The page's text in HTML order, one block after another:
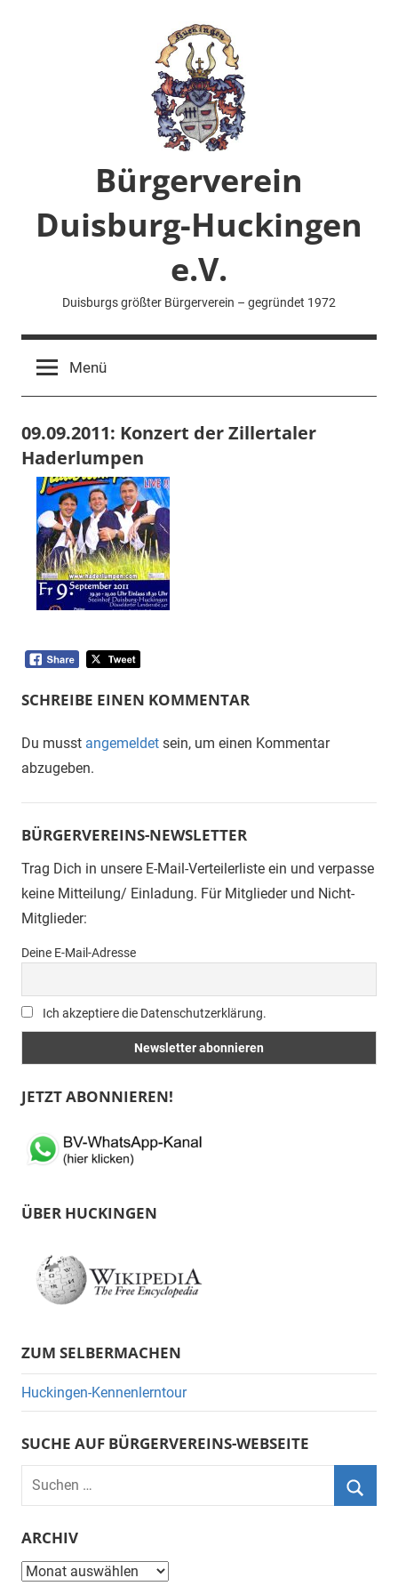
Bürgerverein
Duisburg-Huckingen
e.V.
Duisburgs größter Bürgerverein – gegründet 1972
Menü
09.09.2011: Konzert der Zillertaler
Haderlumpen
September
2011
Vorsitzender
Veranstaltung
SCHREIBE EINEN KOMMENTAR
Du musst angemeldet sein, um einen Kommentar
abzugeben.
BÜRGERVEREINS-NEWSLETTER
Trag Dich in unsere E-Mail-Verteilerliste ein und verpasse
keine Mitteilung/ Einladung. Für Mitglieder und Nicht-
Mitglieder:
Deine E-Mail-Adresse
Ich akzeptiere die Datenschutzerklärung.
JETZT ABONNIEREN!
ÜBER HUCKINGEN
ZUM SELBERMACHEN
Huckingen-Kennenlerntour
SUCHE AUF BÜRGERVEREINS-WEBSEITE
Suchen
nach:
ARCHIV
Archiv